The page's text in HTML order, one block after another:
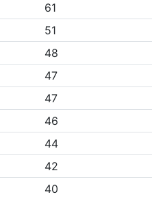
61
51
48
47
47
46
44
42
40